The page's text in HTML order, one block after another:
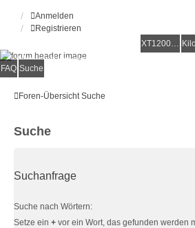
Anmelden
Registrieren
XT1200Z-Wiki
Alles rund um die Yamaha XT1200Z Super
FAQ Suche
Foren-Übersicht Suche
Suche
Suchanfrage
Suche nach Wörtern:
Setze ein + vor ein Wort, das gefunden werden